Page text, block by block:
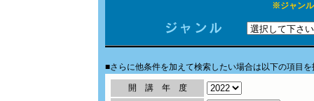
※ジャンル
■さらに他条件を加えて検索したい場合は以下の項目
開 講 年 度